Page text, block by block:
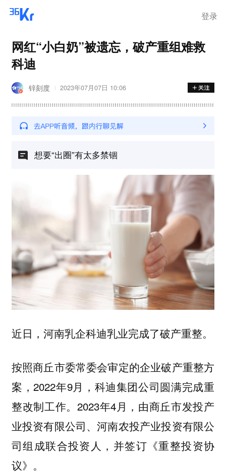
登录
网红“小白奶”被遗忘，破产重组难救
科迪
锌刻度 2023年07月07日 10:06
想要“出圈”有太多禁锢
近日，河南乳企科迪乳业完成了破产重整。
按照商丘市委常委会审定的企业破产重整方
案，2022年9月，科迪集团公司圆满完成重
整改制工作。2023年4月，由商丘市发投产
业投资有限公司、河南农投产业投资有限公
司组成联合投资人，并签订《重整投资协
议》。